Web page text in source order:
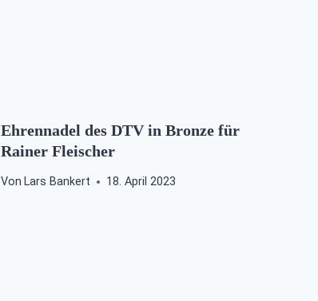
Ehrennadel des DTV in Bronze für
Rainer Fleischer
Von Lars Bankert 18. April 2023